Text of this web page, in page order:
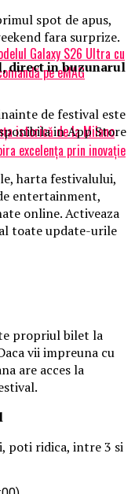
Galaxy S26 Ultra cu
pe eMAG
istorică de la Milano
excelența prin inovație
spot de apus,
fara surprize.
direct in buzunarul
de festival este
in App Store
harta festivalului,
entertainment,
online. Activeaza
toate update-urile
propriul bilet la
vii impreuna cu
are acces la
poti ridica, intre 3 si